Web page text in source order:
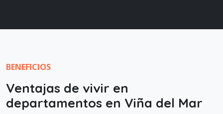
BENEFICIOS
Ventajas de vivir en
departamentos en Viña del Mar